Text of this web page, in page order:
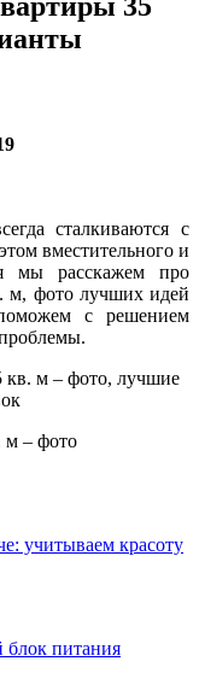
сталкиваются с
вместительного и
мы расскажем про
м, фото лучших идей
с решением
м – фото
учитываем красоту
блок питания